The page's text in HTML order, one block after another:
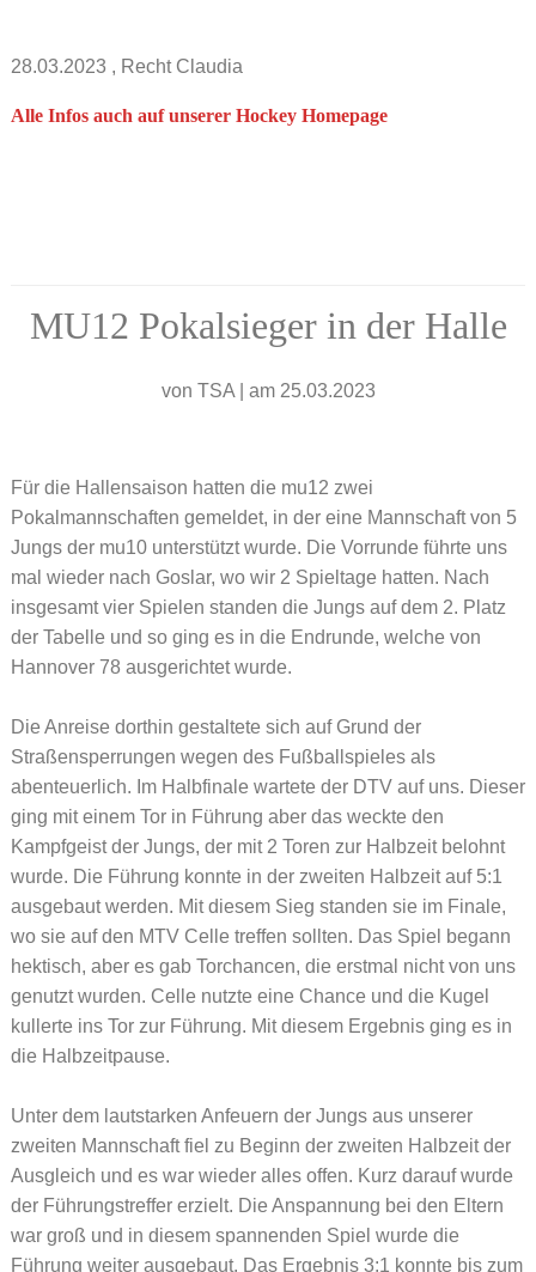
28.03.2023 , Recht Claudia
Alle Infos auch auf unserer Hockey Homepage
MU12 Pokalsieger in der Halle
von TSA am 25.03.2023
Für die Hallensaison hatten die mu12 zwei
Pokalmannschaften gemeldet, in der eine Mannschaft von 5
Jungs der mu10 unterstützt wurde. Die Vorrunde führte uns
mal wieder nach Goslar, wo wir 2 Spieltage hatten. Nach
insgesamt vier Spielen standen die Jungs auf dem 2. Platz
der Tabelle und so ging es in die Endrunde, welche von
Hannover 78 ausgerichtet wurde.
Die Anreise dorthin gestaltete sich auf Grund der
Straßensperrungen wegen des Fußballspieles als
abenteuerlich. Im Halbfinale wartete der DTV auf uns. Dieser
ging mit einem Tor in Führung aber das weckte den
Kampfgeist der Jungs, der mit 2 Toren zur Halbzeit belohnt
wurde. Die Führung konnte in der zweiten Halbzeit auf 5:1
ausgebaut werden. Mit diesem Sieg standen sie im Finale,
wo sie auf den MTV Celle treffen sollten. Das Spiel begann
hektisch, aber es gab Torchancen, die erstmal nicht von uns
genutzt wurden. Celle nutzte eine Chance und die Kugel
kullerte ins Tor zur Führung. Mit diesem Ergebnis ging es in
die Halbzeitpause.
Unter dem lautstarken Anfeuern der Jungs aus unserer
zweiten Mannschaft fiel zu Beginn der zweiten Halbzeit der
Ausgleich und es war wieder alles offen. Kurz darauf wurde
der Führungstreffer erzielt. Die Anspannung bei den Eltern
war groß und in diesem spannenden Spiel wurde die
Führung weiter ausgebaut. Das Ergebnis 3:1 konnte bis zum